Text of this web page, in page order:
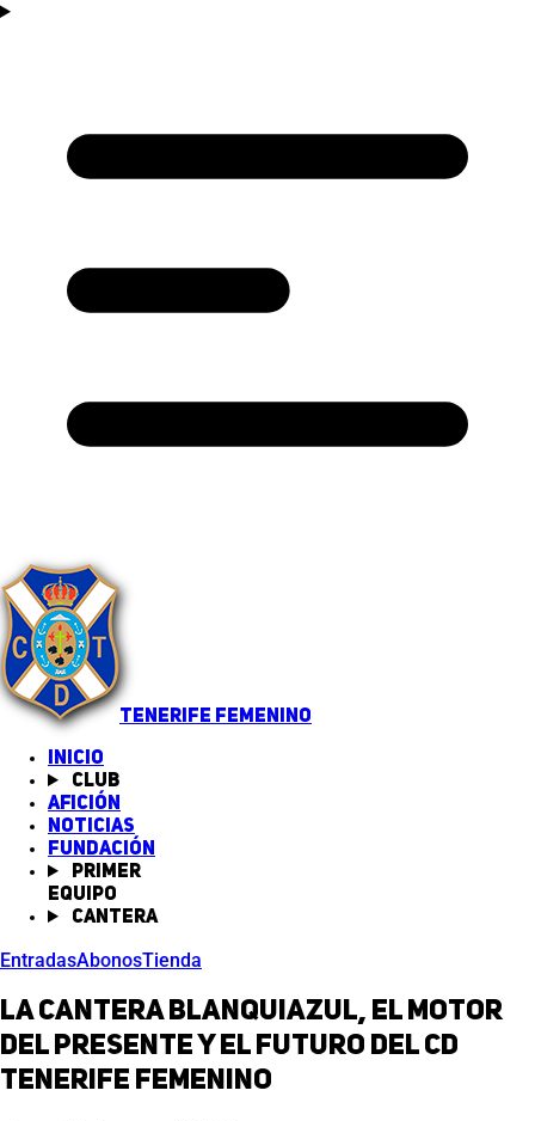
TENERIFE FEMENINO
INICIO
Club
Afición
Noticias
Fundación
Primer
equipo
Cantera
EntradasAbonosTienda
La cantera blanquiazul, el motor
del presente y el futuro del CD
Tenerife Femenino